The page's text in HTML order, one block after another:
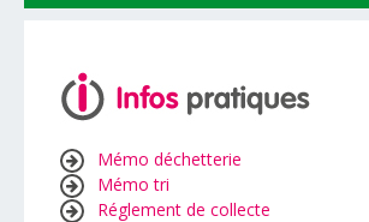
Mémo déchetterie
Mémo tri
Réglement de collecte